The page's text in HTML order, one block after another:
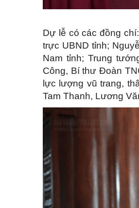
Dự lễ có các đồng
trực UBND tỉnh;
Nam tỉnh; Trung
Công, Bí thư Đoàn
lực lượng vũ trang,
Tam Thanh, Lương